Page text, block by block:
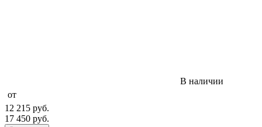
В наличии
от
12 215 руб.
17 450 руб.